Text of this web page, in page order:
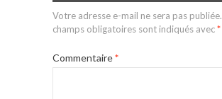
Votre adresse e-mail ne sera pas publiée.
champs obligatoires sont indiqués avec*
Commentaire*